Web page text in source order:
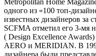
одного из «100 топ-
известных дизайнеров за
SCFMA отметил его 3-мя
( Design Excellence
AERO и MERIDIAN. В
дизайнера были